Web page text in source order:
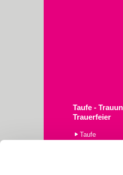
Taufe -
Trauerfeier
Taufe